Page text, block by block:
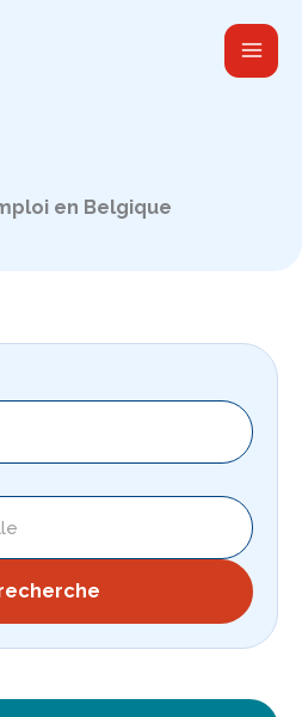
en Belgique